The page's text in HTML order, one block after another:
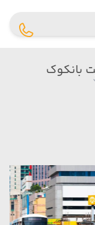
بانکوک